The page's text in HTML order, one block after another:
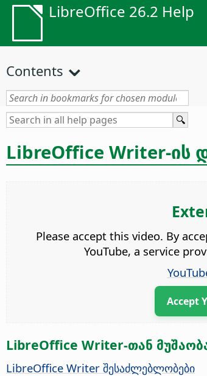
LibreOffice 26.2 Help
Contents
LibreOffice Writer-ის
Please accept this video. By
YouTube, a service
Accept
LibreOffice Writer-თან
LibreOffice Writer შესაძლებლობები